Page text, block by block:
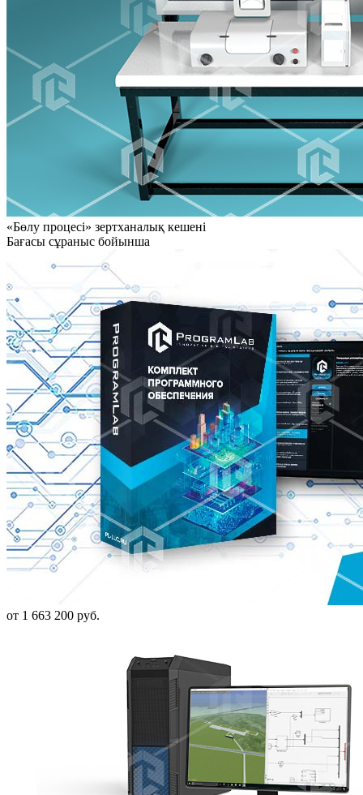
«Бөлу процесі» зертханалық кешені
Бағасы сұраныс бойынша
от 1 663 200 руб.